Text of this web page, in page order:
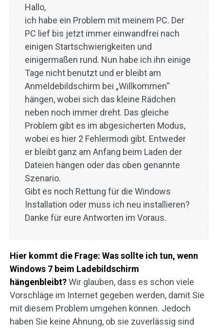
Hallo,
ich habe ein Problem mit meinem PC. Der
PC lief bis jetzt immer einwandfrei nach
einigen Startschwierigkeiten und
einigermaßen rund. Nun habe ich ihn einige
Tage nicht benutzt und er bleibt am
Anmeldebildschirm bei „Willkommen“
hängen, wobei sich das kleine Rädchen
neben noch immer dreht. Das gleiche
Problem gibt es im abgesicherten Modus,
wobei es hier 2 Fehlermodi gibt. Entweder
er bleibt ganz am Anfang beim Laden der
Dateien hängen oder das oben genannte
Szenario.
Gibt es noch Rettung für die Windows
Installation oder muss ich neu installieren?
Danke für eure Antworten im Voraus.
Hier kommt die Frage: Was sollte ich tun, wenn
Windows 7 beim Ladebildschirm
hängenbleibt?Wir glauben, dass es schon viele
Vorschläge im Internet gegeben werden, damit Sie
mit diesem Problem umgehen können. Jedoch
haben Sie keine Ahnung, ob sie zuverlässig sind